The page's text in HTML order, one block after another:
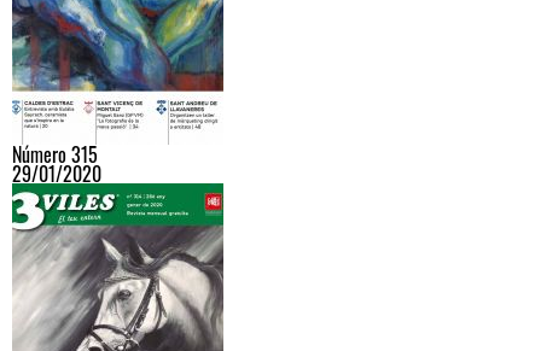
Número 315
29/01/2020